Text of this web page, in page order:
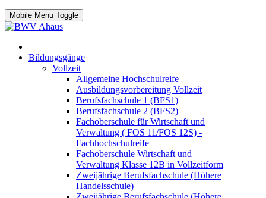
Mobile Menu Toggle
Bildungsgänge
Vollzeit
Allgemeine Hochschulreife
Ausbildungsvorbereitung Vollzeit
Berufsfachschule 1 (BFS1)
Berufsfachschule 2 (BFS2)
Fachoberschule für Wirtschaft und
Verwaltung ( FOS 11/FOS 12S) -
Fachhochschulreife
Fachoberschule Wirtschaft und
Verwaltung Klasse 12B in Vollzeitform
Zweijährige Berufsfachschule (Höhere
Handelsschule)